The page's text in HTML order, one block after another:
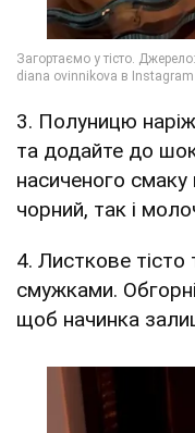
3. Полуницю
та додайте до
насиченого
чорний, так і
4. Листкове тісто
смужками.
щоб начинка